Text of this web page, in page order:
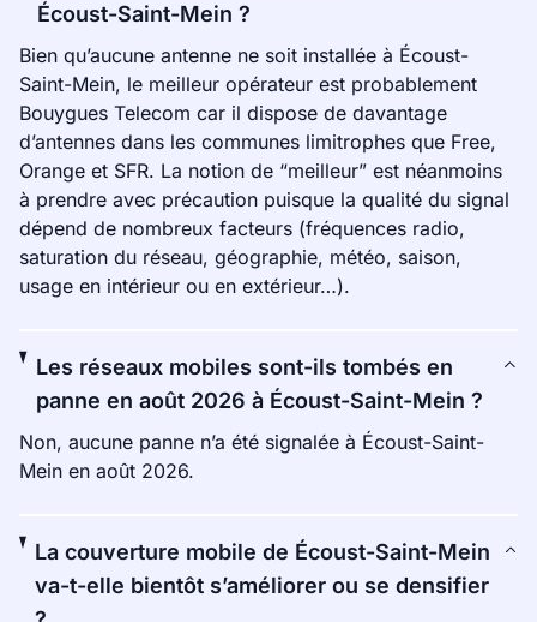
Écoust-Saint-Mein ?
Bien qu’aucune antenne ne soit installée à Écoust-
Saint-Mein, le meilleur opérateur est probablement
Bouygues Telecom car il dispose de davantage
d’antennes dans les communes limitrophes que Free,
Orange et SFR. La notion de “meilleur” est néanmoins
à prendre avec précaution puisque la qualité du signal
dépend de nombreux facteurs (fréquences radio,
saturation du réseau, géographie, météo, saison,
usage en intérieur ou en extérieur…).
Les réseaux mobiles sont-ils tombés en
panne en août 2026 à Écoust-Saint-Mein ?
Non, aucune panne n’a été signalée à Écoust-Saint-
Mein en août 2026.
La couverture mobile de Écoust-Saint-Mein
va-t-elle bientôt s’améliorer ou se densifier